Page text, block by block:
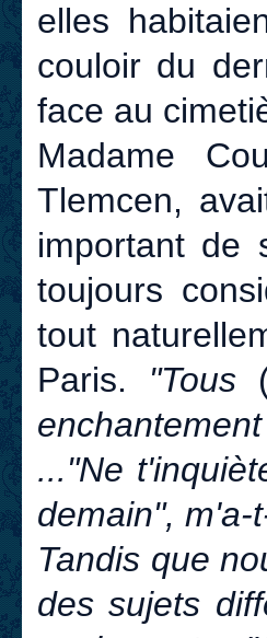
elles
couloir du
face au
Madame
Tlemcen,
important de
toujours
tout
Paris. "Tous
enchantement
..."Ne
demain", m'a-
Tandis que
des sujets